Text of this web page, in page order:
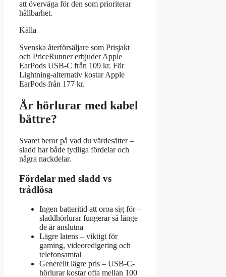
att överväga för den som prioriterar
hållbarhet.
Källa
Svenska återförsäljare som Prisjakt
och PriceRunner erbjuder Apple
EarPods USB-C från 109 kr. För
Lightning-alternativ kostar Apple
EarPods från 177 kr.
Är hörlurar med kabel
bättre?
Svaret beror på vad du värdesätter –
sladd har både tydliga fördelar och
några nackdelar.
Fördelar med sladd vs
trådlösa
Ingen batteritid att oroa sig för –
sladdhörlurar fungerar så länge
de är anslutna
Lägre latens – viktigt för
gaming, videoredigering och
telefonsamtal
Generellt lägre pris – USB-C-
hörlurar kostar ofta mellan 100